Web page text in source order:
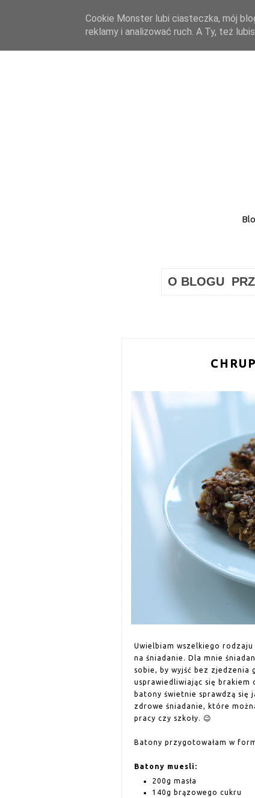
O BLOGU
Uwielbiam wszelkiego
na śniadanie. Dla mnie
sobie, by wyjść bez zjedzenia
usprawiedliwiając się brakiem
batony świetnie sprawdzą się
zdrowe śniadanie, które
pracy czy szkoły. 😉
Batony przygotowałam w
Batony muesli:
200g masła
140g brązowego cukru
Cookie Monster lubi ciasteczka, mój
reklamy i analizować ruch. A Ty, też